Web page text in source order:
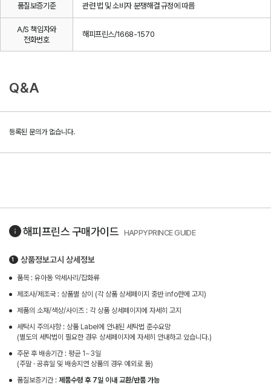
품질보증기준 관련 법 및 소비자 분쟁해결 규정에 따름
A/S 책임자와
전화번호
해피프린스/1668-1570
Q&A
등록된 문의가 없습니다.
해피프린스구매가이드 HAPPYPRINCE GUIDE
상품정보고시 상세정보
품목 : 유아동 악세사리/잡화류
제조사/제조국 : 상품별 상이 (각 상품 상세페이지 중반 info란에 고지)
제품의 소재/색상/사이즈 : 각 상품 상세페이지에 자세히 고지
세탁시 주의사항 : 상품 Label에 안내된 세탁법 준수요망
(별도의 세탁법이 필요한 경우 상세페이지에 자세히 안내하고 있습니다.)
주문 후 배송기간 : 평균 1~3일
(주말 · 공휴일 및 배송지연 상품의 경우 예외로 둠)
품질보증기간 : 제품수령 후 7일 이내 교환/반품 가능